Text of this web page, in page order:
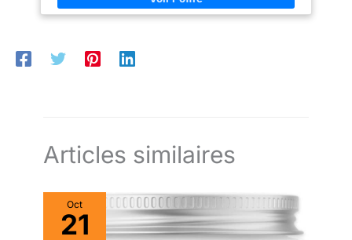
Articles similaires
Oct
21